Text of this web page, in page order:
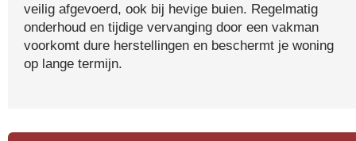
veilig afgevoerd, ook bij hevige buien. Regelmatig
onderhoud en tijdige vervanging door een vakman
voorkomt dure herstellingen en beschermt je woning
op lange termijn.